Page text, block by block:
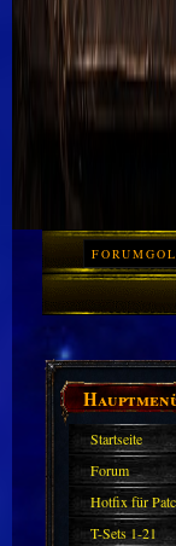
Startseite
Forum
Hotfix für
11.X
T-Sets 1-21